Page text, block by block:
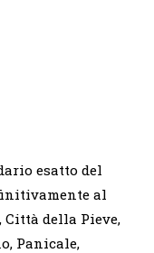
esatto del
al
della Pieve,
Panicale,